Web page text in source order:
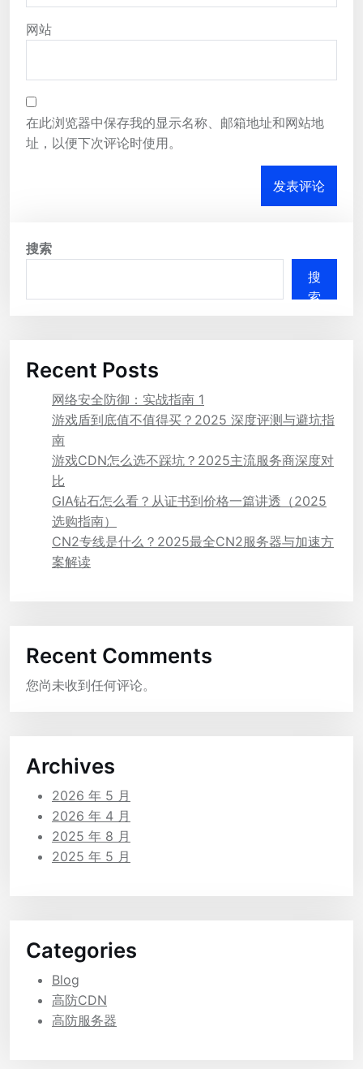
网站
在此浏览器中保存我的显示名称、邮箱地址和网站地
址，以便下次评论时使用。
搜索
搜
索
Recent Posts
网络安全防御：实战指南 1
游戏盾到底值不值得买？2025 深度评测与避坑指
南
游戏CDN怎么选不踩坑？2025主流服务商深度对
比
GIA钻石怎么看？从证书到价格一篇讲透（2025
选购指南）
CN2专线是什么？2025最全CN2服务器与加速方
案解读
Recent Comments
您尚未收到任何评论。
Archives
2026 年 5 月
2026 年 4 月
2025 年 8 月
2025 年 5 月
Categories
Blog
高防CDN
高防服务器